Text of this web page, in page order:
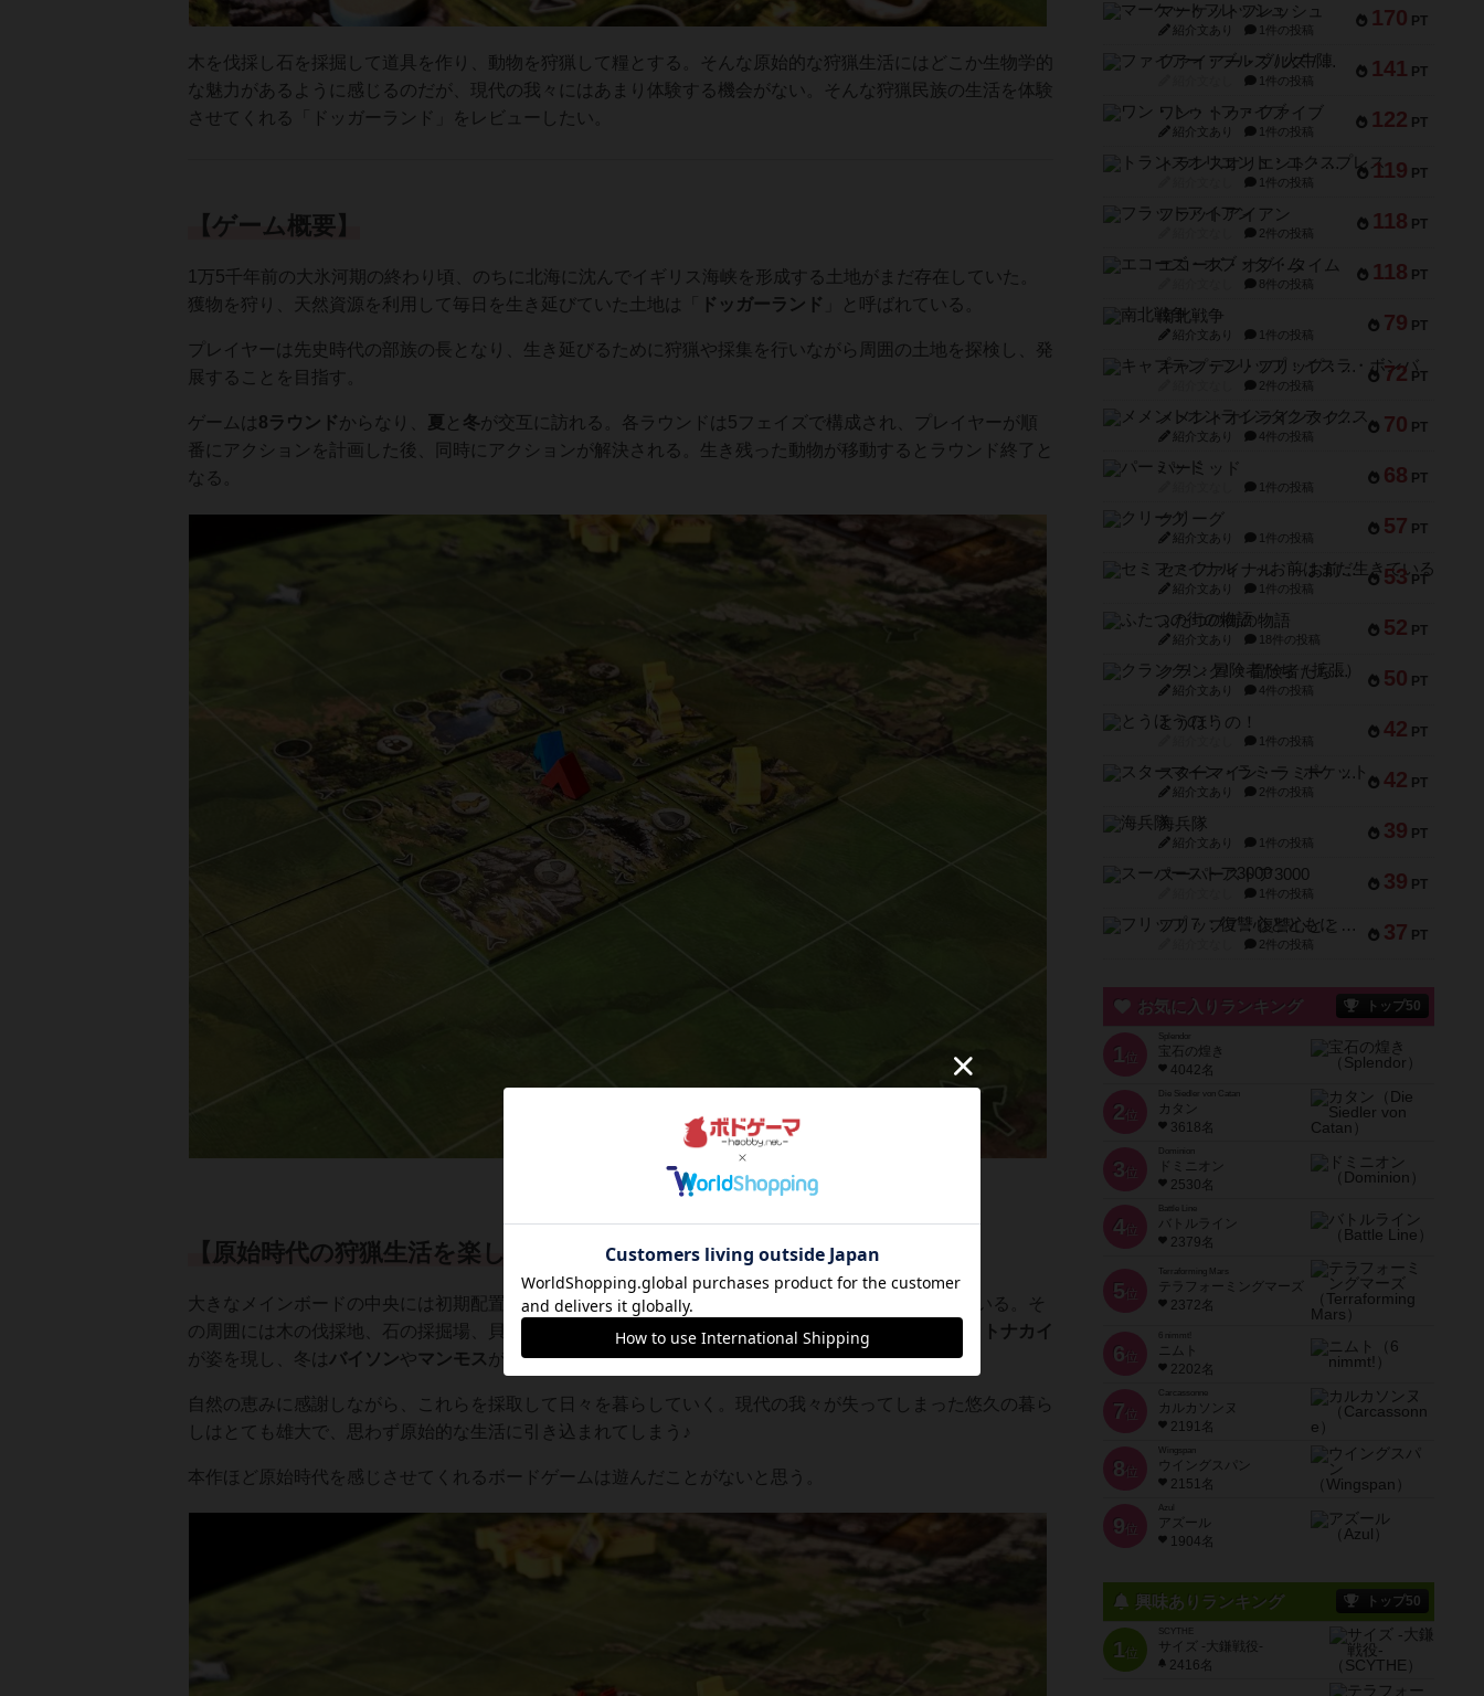
木を伐採し石を採掘して道具を作り、動物を狩猟して糧とする。そんな原始的な狩猟生活にはどこか生物学的
な魅力があるように感じるのだが、現代の我々にはあまり体験する機会がない。そんな狩猟民族の生活を体験
させてくれる「ドッガーランド」をレビューしたい。
【ゲーム概要】
1万5千年前の大氷河期の終わり頃、のちに北海に沈んでイギリス海峡を形成する土地がまだ存在していた。
獲物を狩り、天然資源を利用して毎日を生き延びていた土地は「
ドッガーランド 」と呼ばれている。
プレイヤーは先史時代の部族の長となり、生き延びるために狩猟や採集を行いながら周囲の土地を探検し、発
展することを目指す。
ゲームは 8ラウンドからなり、 夏 と 冬が交互に訪れる。各ラウンドは5フェイズで構成され、プレイヤーが順
番にアクションを計画した後、同時にアクションが解決される。生き残った動物が移動するとラウンド終了と
なる。
【原始時代の狩猟生活を楽しむ！】
大きなメインボードの中央には初期配置タイルが9枚並べられ、中央にはプレイヤーの村が存在している。そ
の周囲には木の伐採地、石の採掘場、貝の採れる湖、兎が飛び回る草原があり、夏の季節には
トナカイ
が姿を現し、冬は バイソンやマンモス が闊歩する。
自然の恵みに感謝しながら、これらを採取して日々を暮らしていく。現代の我々が失ってしまった悠久の暮ら
しはとても雄大で、思わず原始的な生活に引き込まれてしまう♪
本作ほど原始時代を感じさせてくれるボードゲームは遊んだことがないと思う。
170 PT
マーケットフレッシュ
紹介文あり 1件の投稿
141 PT
ファイアー・ブルズ / 火牛陣
1件の投稿
122 PT
ワン・トゥ・ファイブ
紹介文あり 1件の投稿
119 PT
トランスオリエント・エクスプレス
1件の投稿
118 PT
フラットアイアン
2件の投稿
118 PT
エコーズ・オブ・タイム
8件の投稿
79 PT
南北戦争
紹介文あり 1件の投稿
72 PT
キャプテン・フリップ：イスラ・ボンバ
2件の投稿
70 PT
メメントオンラインタクティクス
紹介文あり 4件の投稿
68 PT
パーミッド
1件の投稿
57 PT
クリーグ
紹介文あり 1件の投稿
53 PT
セミファイナル ～お前はまだ生きている～
紹介文あり 1件の投稿
52 PT
ふたつの街の物語
紹介文あり 18件の投稿
50 PT
クランク! ：冒険者たち（拡張）
紹介文あり 4件の投稿
42 PT
とうほうの！
1件の投稿
42 PT
スターマイン・ラミー ポケット
紹介文あり 2件の投稿
39 PT
海兵隊
紹介文あり 1件の投稿
39 PT
スーパーストア3000
1件の投稿
37 PT
フリップ７：復讐心とともに
2件の投稿
お気に入りランキング トップ50
1 位
宝石の煌き
4042名
2 位
Die Siedler von Catan
カタン
3618名
3 位
ドミニオン
2530名
4位
Battle Line
バトルライン
2379名
5 位
Terraforming Mars
テラフォーミングマーズ
2372名
6 位
ニムト
2202名
7 位
Carcassonne
カルカソンヌ
2191名
8 位
Wingspan
ウイングスパン
2151名
9 位
Azul
アズール
1904名
興味ありランキング トップ50
1位
SCYTHE
サイズ -大鎌戦役-
2416名